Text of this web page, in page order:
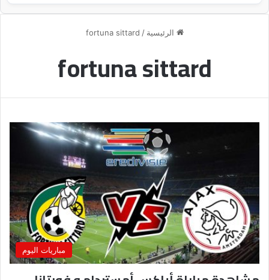
الرئيسية /
fortuna sittard
fortuna sittard
مباريات اليوم